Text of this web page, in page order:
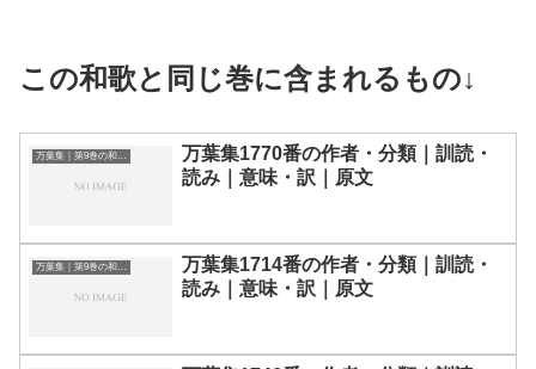
この和歌と同じ巻に含まれるもの↓
万葉集1770番の作者・分類｜訓読・
読み｜意味・訳｜原文
万葉集｜第9巻の和歌一覧
万葉集1714番の作者・分類｜訓読・
読み｜意味・訳｜原文